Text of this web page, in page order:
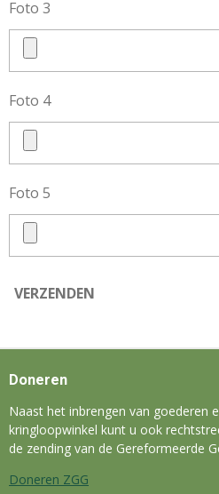
Foto 3
Foto 4
Foto 5
VERZENDEN
Doneren
Naast het inbrengen van goederen
kringloopwinkel kunt u ook
de zending van de Gereformeerde
Doneren ZGG